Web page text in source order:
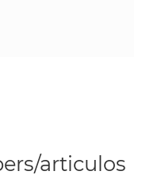
articulos